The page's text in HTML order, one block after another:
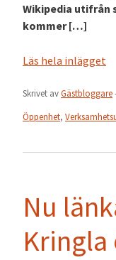
Wikipedia utifrån
kommer […]
Läs hela inlägget
Skrivet avGästbloggare
Öppenhet,
Nu
Kringla